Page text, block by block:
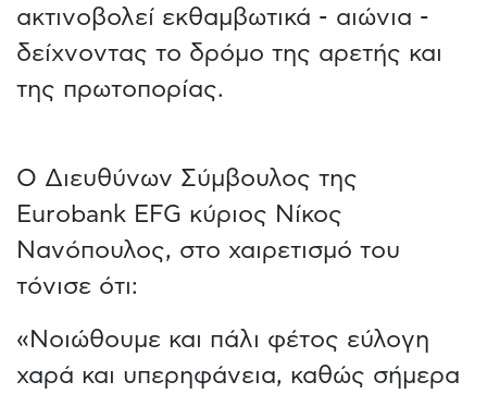
ακτινοβολεί εκθαμβωτικά - αιώνια -
δείχνοντας το δρόμο της αρετής και
της πρωτοπορίας.
Ο Διευθύνων Σύμβουλος της
Eurobank ΕFG κύριος Νίκος
Νανόπουλος, στο χαιρετισμό του
τόνισε ότι:
«Νοιώθουμε και πάλι φέτος εύλογη
χαρά και υπερηφάνεια, καθώς σήμερα